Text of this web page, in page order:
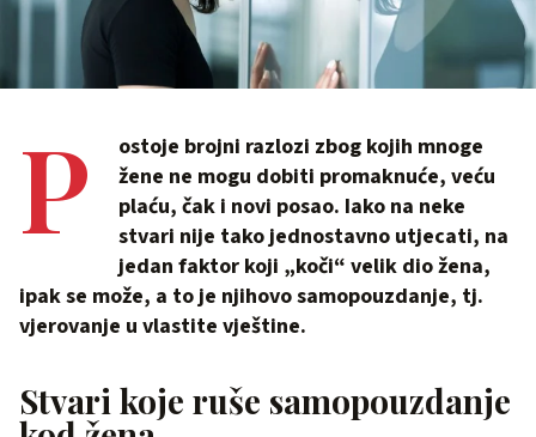
P
ostoje brojni razlozi zbog kojih mnoge
žene ne mogu dobiti promaknuće, veću
plaću, čak i novi posao. Iako na neke
stvari nije tako jednostavno utjecati, na
jedan faktor koji „koči“ velik dio žena,
ipak se može, a to je njihovo samopouzdanje, tj.
vjerovanje u vlastite vještine.
Stvari koje ruše samopouzdanje